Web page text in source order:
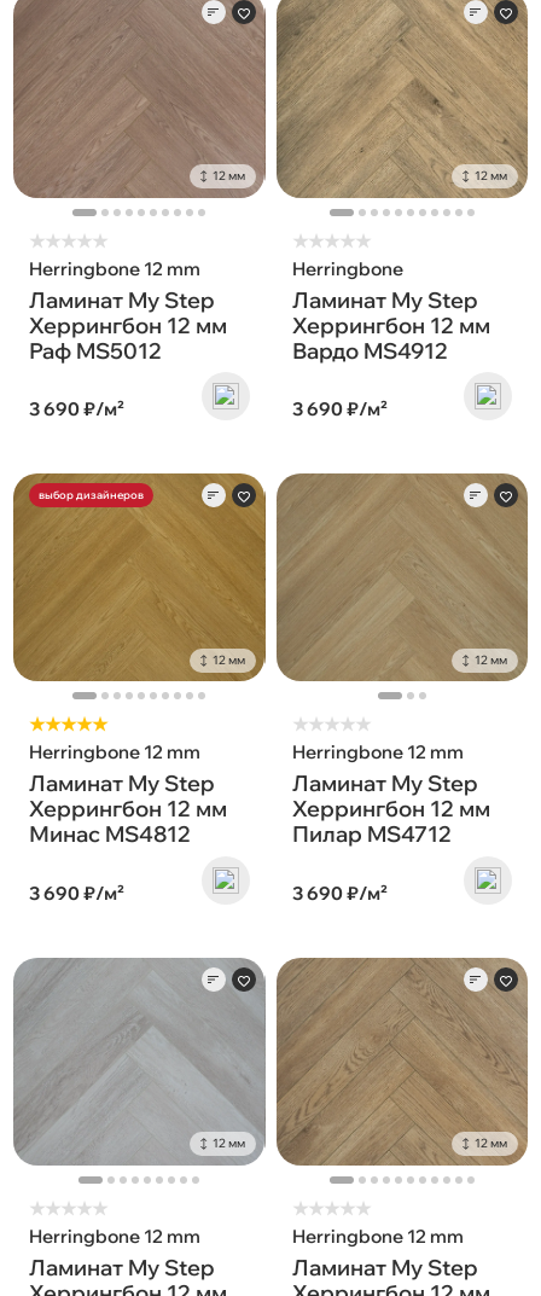
12 мм
★★★★★
Herringbone 12 mm
Ламинат My Step
Херрингбон 12 мм
Раф MS5012
3 690 ₽/м²
12 мм
★★★★★
Herringbone
Ламинат My Step
Херрингбон 12 мм
Вардо MS4912
3 690 ₽/м²
выбор дизайнеров
12 мм
★★★★★
Herringbone 12 mm
Ламинат My Step
Херрингбон 12 мм
Минас MS4812
3 690 ₽/м²
12 мм
★★★★★
Herringbone 12 mm
Ламинат My Step
Херрингбон 12 мм
Пилар MS4712
3 690 ₽/м²
12 мм
★★★★★
Herringbone 12 mm
Ламинат My Step
12 мм
★★★★★
Herringbone 12 mm
Ламинат My Step